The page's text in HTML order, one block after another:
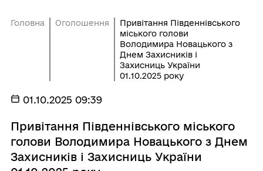
Головна Оголошення
Привітання Південнівського
міського голови
Володимира Новацького з
Днем Захисників і
Захисниць України
01.10.2025 року
01.10.2025 09:39
Привітання Південнівського міського
голови Володимира Новацького з Днем
Захисників і Захисниць України